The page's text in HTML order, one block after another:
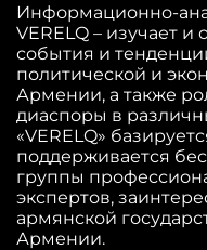
Информационно-
VERELQ – изучает
события и
политической и
Армении, а также
диаспоры в
«VERELQ»
поддерживается
группы
экспертов,
армянской
Армении.